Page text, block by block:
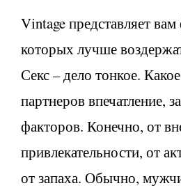
Vintage представляет
которых лучше
Секс – дело тонкое.
партнеров впечатление,
факторов. Конечно, от
привлекательности, от
от запаха. Обычно,